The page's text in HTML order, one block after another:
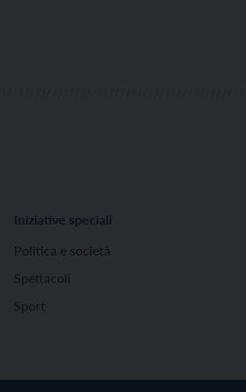
Iniziative speciali
Politica e società
Spettacoli
Sport